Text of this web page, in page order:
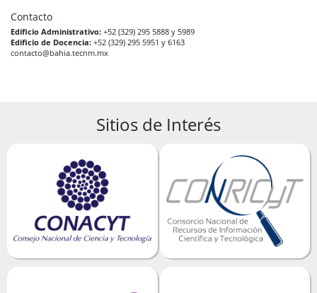
Contacto
Edificio Administrativo: +52 (329) 295 5888 y 5989
Edificio de Docencia: +52 (329) 295 5951 y 6163
contacto@bahia.tecnm.mx
Sitios de Interés